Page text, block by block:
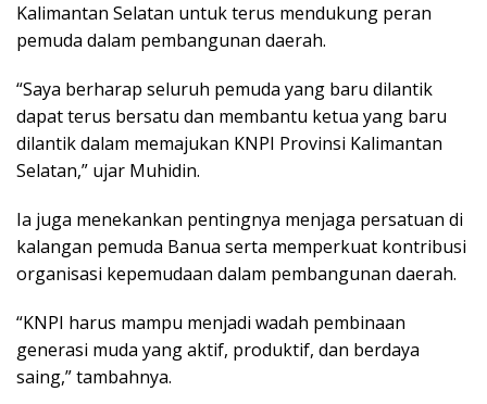
Kalimantan Selatan untuk terus mendukung peran
pemuda dalam pembangunan daerah.
“Saya berharap seluruh pemuda yang baru dilantik
dapat terus bersatu dan membantu ketua yang baru
dilantik dalam memajukan KNPI Provinsi Kalimantan
Selatan,” ujar Muhidin.
Ia juga menekankan pentingnya menjaga persatuan di
kalangan pemuda Banua serta memperkuat kontribusi
organisasi kepemudaan dalam pembangunan daerah.
“KNPI harus mampu menjadi wadah pembinaan
generasi muda yang aktif, produktif, dan berdaya
saing,” tambahnya.